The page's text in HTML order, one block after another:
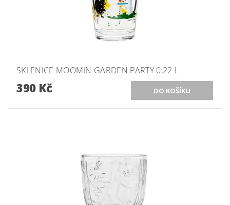
SKLENICE MOOMIN GARDEN PARTY 0,22 L
390 Kč